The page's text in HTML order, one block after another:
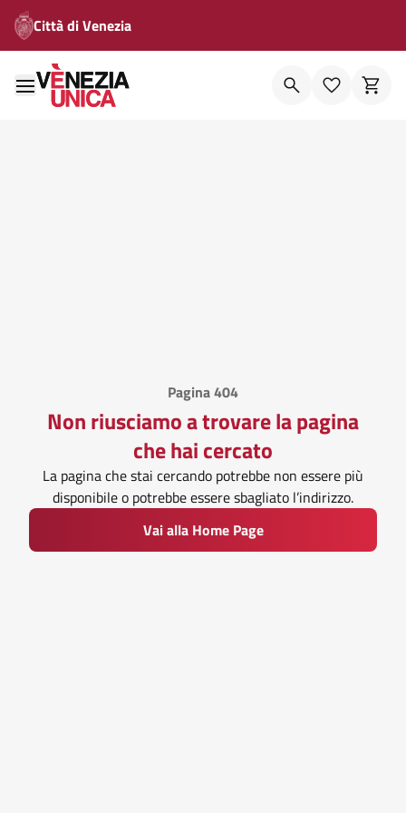
Città di Venezia
Pagina 404
Non riusciamo a trovare la pagina
che hai cercato
La pagina che stai cercando potrebbe non essere più
disponibile o potrebbe essere sbagliato l’indirizzo.
Vai alla Home Page